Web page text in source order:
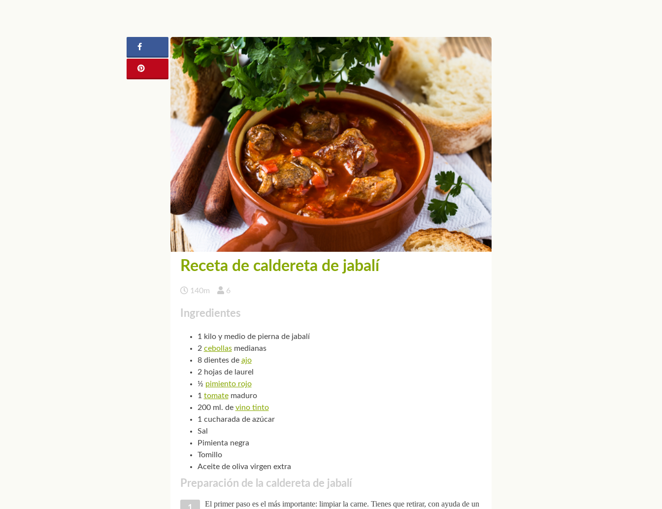
Receta de caldereta de jabalí
140m 6
Ingredientes
1 kilo y medio de pierna de jabalí
2 cebollasmedianas
8 dientes de ajo
2 hojas de laurel
½ pimiento rojo
1 tomatemaduro
200 ml. de vino tinto
1 cucharada de azúcar
Sal
Pimienta negra
Tomillo
Aceite de oliva virgen extra
Preparación de la caldereta de jabalí
El primer paso es el más importante: limpiar la carne. Tienes que retirar, con ayuda de un